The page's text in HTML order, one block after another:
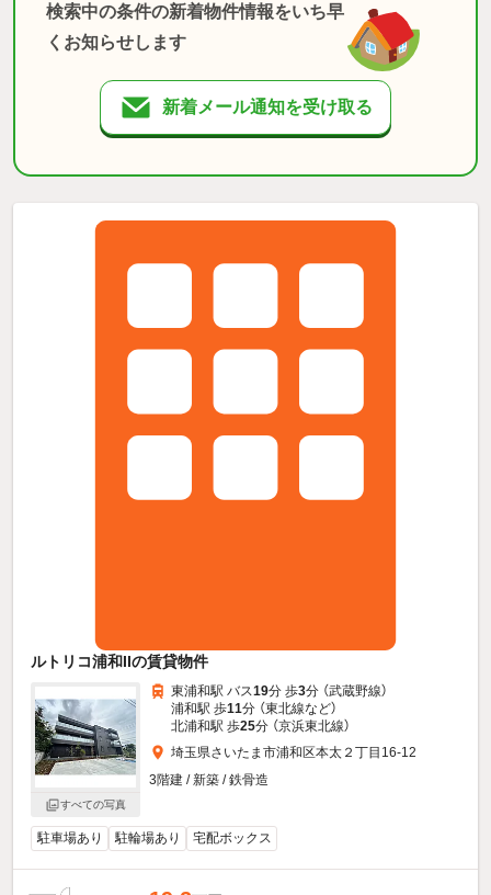
検索中の条件の新着物件情報をいち早
くお知らせします
新着メール通知を受け取る
ルトリコ浦和IIの賃貸物件
すべての写真
東浦和駅 バス19分 歩3分 （武蔵野線）
浦和駅 歩11分 （東北線など）
北浦和駅 歩25分 （京浜東北線）
埼玉県さいたま市浦和区本太２丁目16-12
3階建 / 新築 / 鉄骨造
駐車場あり 駐輪場あり 宅配ボックス